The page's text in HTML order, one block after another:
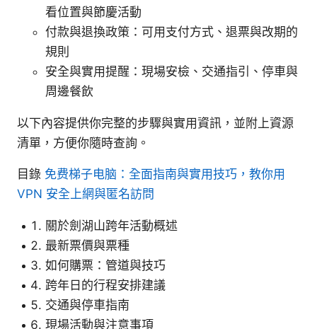
看位置與節慶活動
付款與退換政策：可用支付方式、退票與改期的
規則
安全與實用提醒：現場安檢、交通指引、停車與
周邊餐飲
以下內容提供你完整的步驟與實用資訊，並附上資源
清單，方便你隨時查詢。
目錄 免费梯子电脑：全面指南與實用技巧，教你用
VPN 安全上網與匿名訪問
關於劍湖山跨年活動概述
最新票價與票種
如何購票：管道與技巧
跨年日的行程安排建議
交通與停車指南
現場活動與注意事項